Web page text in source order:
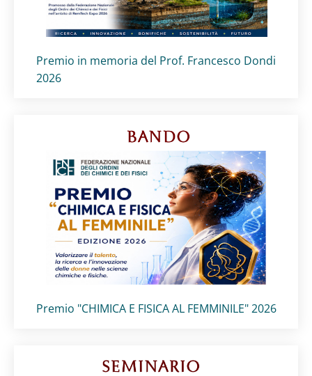
Titolo card:
Premio in memoria del Prof. Francesco Dondi
2026
Titolo card:
Premio "CHIMICA E FISICA AL FEMMINILE" 2026